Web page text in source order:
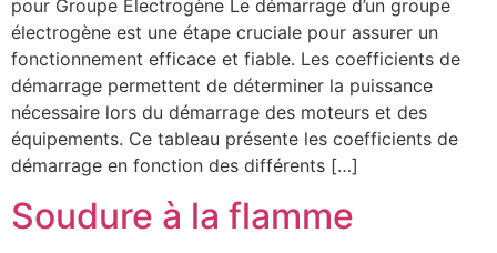
pour Groupe Électrogène Le démarrage d’un groupe
électrogène est une étape cruciale pour assurer un
fonctionnement efficace et fiable. Les coefficients de
démarrage permettent de déterminer la puissance
nécessaire lors du démarrage des moteurs et des
équipements. Ce tableau présente les coefficients de
démarrage en fonction des différents […]
Soudure à la flamme